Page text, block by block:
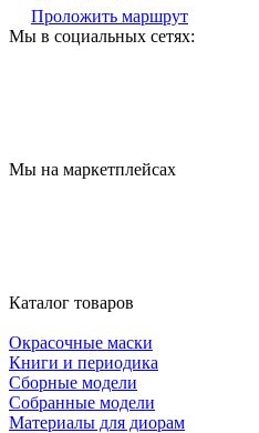
Проложить маршрут
Мы в социальных сетях:
Мы на маркетплейсах
Каталог товаров
Окрасочные маски
Книги и периодика
Сборные модели
Собранные модели
Материалы для диорам